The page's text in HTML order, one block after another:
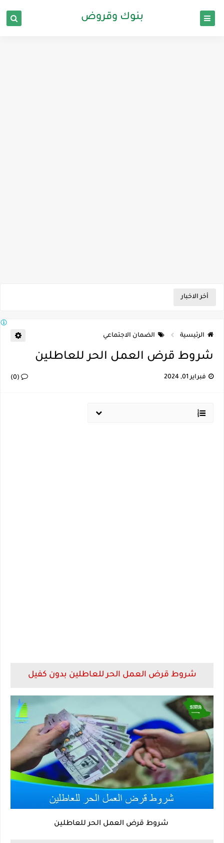
بنوك وقروض
أخر الاخبار
الرئيسية الضمان الاجتماعي
شروط قرض العمل الحر للعاطلين
فبراير 01, 2024 (0)
شروط قرض العمل الحر للعاطلين بدون كفيل
شروط قرض العمل الحر للعاطلين